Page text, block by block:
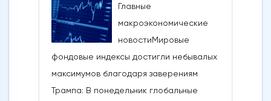
Главные
макроэкономические
новостиМировые
фондовые индексы достигли небывалых
максимумов благодаря заверениям
Трампа: В понедельник глобальные